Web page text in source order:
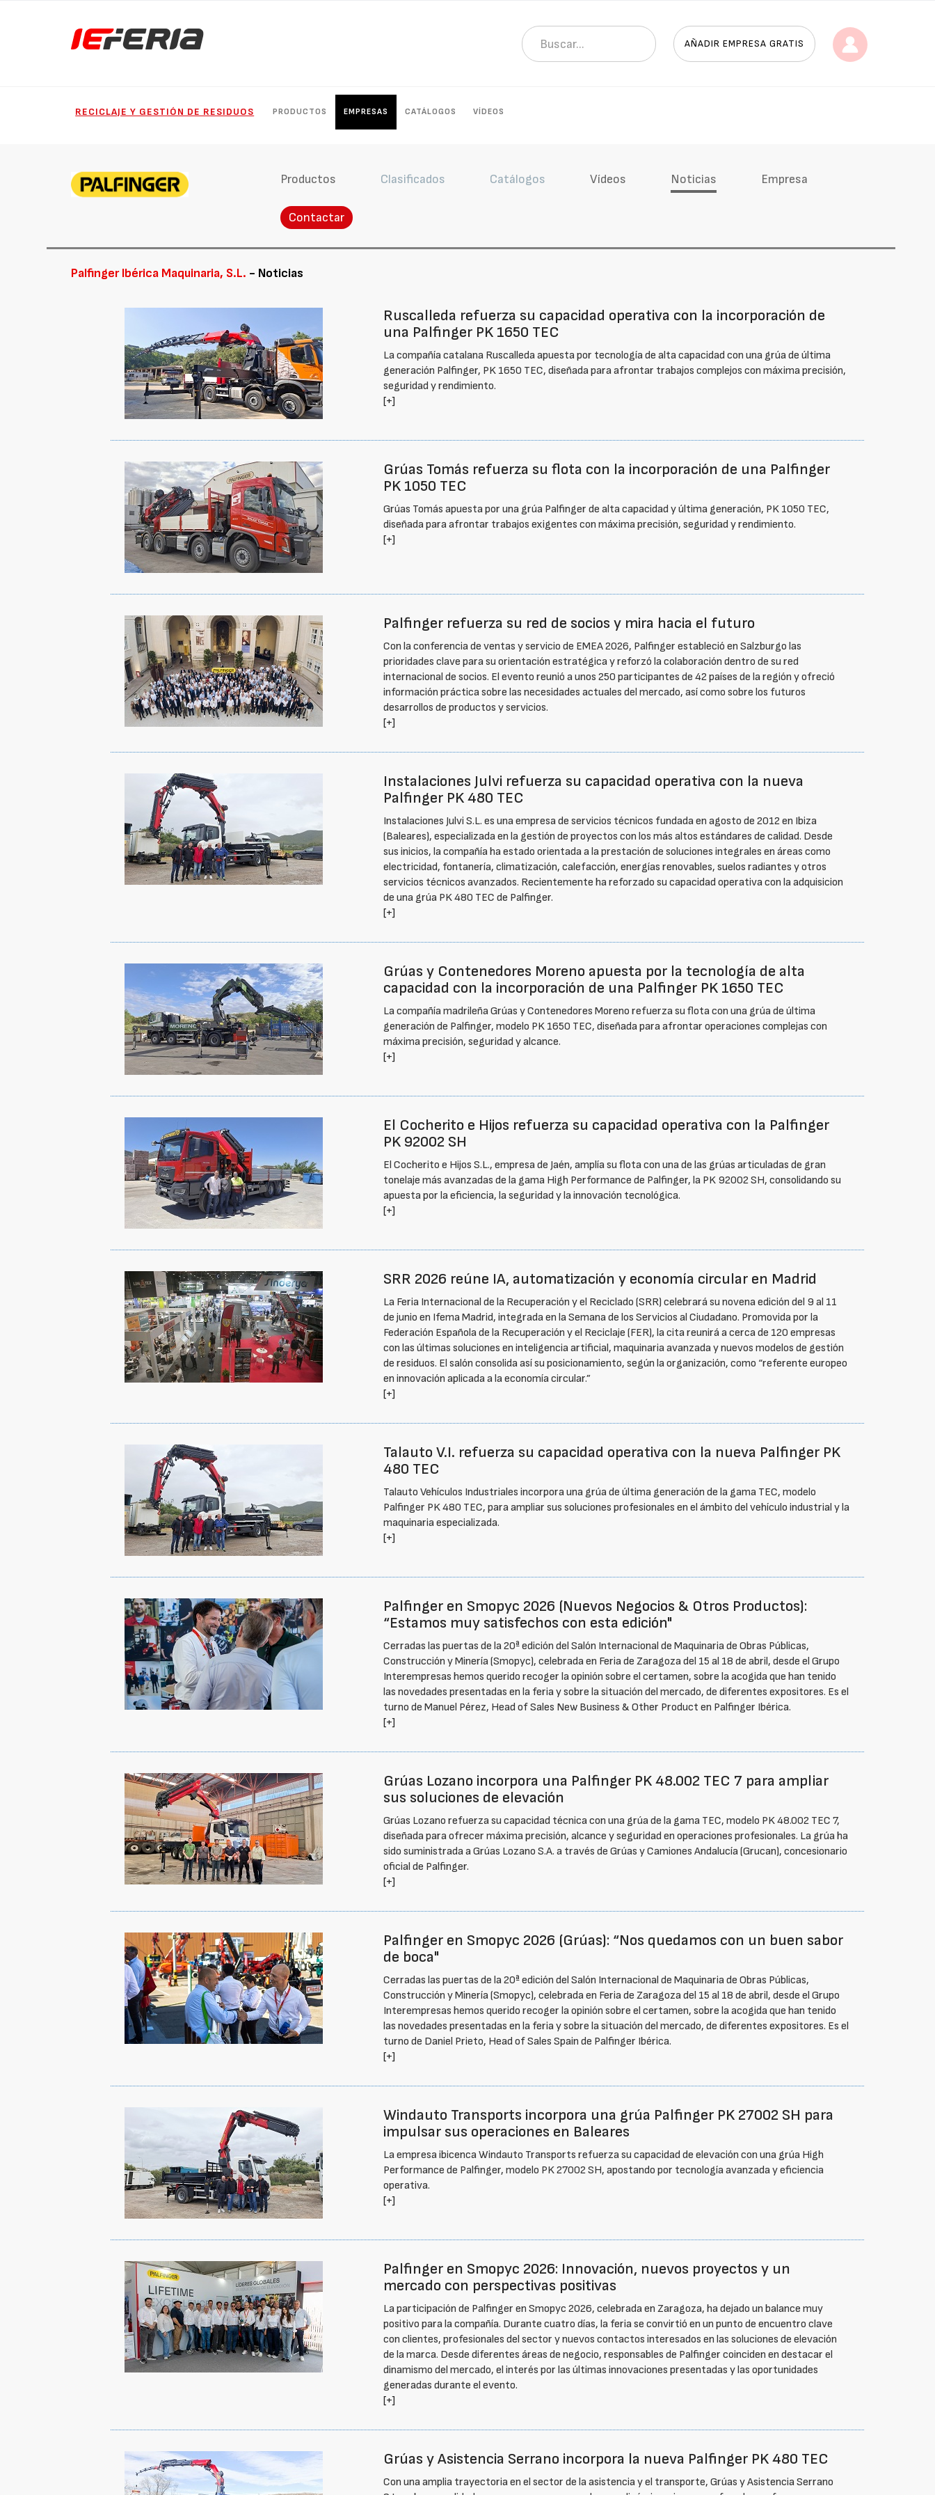
AÑADIR EMPRESA GRATIS
RECICLAJE Y GESTIÓN DE RESIDUOS PRODUCTOS EMPRESAS CATÁLOGOS VÍDEOS
Productos Clasificados Catálogos Vídeos Noticias Empresa
Contactar
Palfinger Ibérica Maquinaria, S.L. - Noticias
Ruscalleda refuerza su capacidad operativa con la incorporación de
una Palfinger PK 1650 TEC
La compañía catalana Ruscalleda apuesta por tecnología de alta capacidad con una grúa de última
generación Palfinger, PK 1650 TEC, diseñada para afrontar trabajos complejos con máxima precisión,
seguridad y rendimiento.
[+]
Grúas Tomás refuerza su flota con la incorporación de una Palfinger
PK 1050 TEC
Grúas Tomás apuesta por una grúa Palfinger de alta capacidad y última generación, PK 1050 TEC,
diseñada para afrontar trabajos exigentes con máxima precisión, seguridad y rendimiento.
[+]
Palfinger refuerza su red de socios y mira hacia el futuro
Con la conferencia de ventas y servicio de EMEA 2026, Palfinger estableció en Salzburgo las
prioridades clave para su orientación estratégica y reforzó la colaboración dentro de su red
internacional de socios. El evento reunió a unos 250 participantes de 42 países de la región y ofreció
información práctica sobre las necesidades actuales del mercado, así como sobre los futuros
desarrollos de productos y servicios.
[+]
Instalaciones Julvi refuerza su capacidad operativa con la nueva
Palfinger PK 480 TEC
Instalaciones Julvi S.L. es una empresa de servicios técnicos fundada en agosto de 2012 en Ibiza
(Baleares), especializada en la gestión de proyectos con los más altos estándares de calidad. Desde
sus inicios, la compañía ha estado orientada a la prestación de soluciones integrales en áreas como
electricidad, fontanería, climatización, calefacción, energías renovables, suelos radiantes y otros
servicios técnicos avanzados. Recientemente ha reforzado su capacidad operativa con la adquisicion
de una grúa PK 480 TEC de Palfinger.
[+]
Grúas y Contenedores Moreno apuesta por la tecnología de alta
capacidad con la incorporación de una Palfinger PK 1650 TEC
La compañía madrileña Grúas y Contenedores Moreno refuerza su flota con una grúa de última
generación de Palfinger, modelo PK 1650 TEC, diseñada para afrontar operaciones complejas con
máxima precisión, seguridad y alcance.
[+]
El Cocherito e Hijos refuerza su capacidad operativa con la Palfinger
PK 92002 SH
El Cocherito e Hijos S.L., empresa de Jaén, amplía su flota con una de las grúas articuladas de gran
tonelaje más avanzadas de la gama High Performance de Palfinger, la PK 92002 SH, consolidando su
apuesta por la eficiencia, la seguridad y la innovación tecnológica.
[+]
SRR 2026 reúne IA, automatización y economía circular en Madrid
La Feria Internacional de la Recuperación y el Reciclado (SRR) celebrará su novena edición del 9 al 11
de junio en Ifema Madrid, integrada en la Semana de los Servicios al Ciudadano. Promovida por la
Federación Española de la Recuperación y el Reciclaje (FER), la cita reunirá a cerca de 120 empresas
con las últimas soluciones en inteligencia artificial, maquinaria avanzada y nuevos modelos de gestión
de residuos. El salón consolida así su posicionamiento, según la organización, como “referente europeo
en innovación aplicada a la economía circular.”
[+]
Talauto V.I. refuerza su capacidad operativa con la nueva Palfinger PK
480 TEC
Talauto Vehículos Industriales incorpora una grúa de última generación de la gama TEC, modelo
Palfinger PK 480 TEC, para ampliar sus soluciones profesionales en el ámbito del vehículo industrial y la
maquinaria especializada.
[+]
Palfinger en Smopyc 2026 (Nuevos Negocios & Otros Productos):
“Estamos muy satisfechos con esta edición"
Cerradas las puertas de la 20ª edición del Salón Internacional de Maquinaria de Obras Públicas,
Construcción y Minería (Smopyc), celebrada en Feria de Zaragoza del 15 al 18 de abril, desde el Grupo
Interempresas hemos querido recoger la opinión sobre el certamen, sobre la acogida que han tenido
las novedades presentadas en la feria y sobre la situación del mercado, de diferentes expositores. Es el
turno de Manuel Pérez, Head of Sales New Business & Other Product en Palfinger Ibérica.
[+]
Grúas Lozano incorpora una Palfinger PK 48.002 TEC 7 para ampliar
sus soluciones de elevación
Grúas Lozano refuerza su capacidad técnica con una grúa de la gama TEC, modelo PK 48.002 TEC 7,
diseñada para ofrecer máxima precisión, alcance y seguridad en operaciones profesionales. La grúa ha
sido suministrada a Grúas Lozano S.A. a través de Grúas y Camiones Andalucía (Grucan), concesionario
oficial de Palfinger.
[+]
Palfinger en Smopyc 2026 (Grúas): “Nos quedamos con un buen sabor
de boca"
Cerradas las puertas de la 20ª edición del Salón Internacional de Maquinaria de Obras Públicas,
Construcción y Minería (Smopyc), celebrada en Feria de Zaragoza del 15 al 18 de abril, desde el Grupo
Interempresas hemos querido recoger la opinión sobre el certamen, sobre la acogida que han tenido
las novedades presentadas en la feria y sobre la situación del mercado, de diferentes expositores. Es el
turno de Daniel Prieto, Head of Sales Spain de Palfinger Ibérica.
[+]
Windauto Transports incorpora una grúa Palfinger PK 27002 SH para
impulsar sus operaciones en Baleares
La empresa ibicenca Windauto Transports refuerza su capacidad de elevación con una grúa High
Performance de Palfinger, modelo PK 27002 SH, apostando por tecnología avanzada y eficiencia
operativa.
[+]
Palfinger en Smopyc 2026: Innovación, nuevos proyectos y un
mercado con perspectivas positivas
La participación de Palfinger en Smopyc 2026, celebrada en Zaragoza, ha dejado un balance muy
positivo para la compañía. Durante cuatro días, la feria se convirtió en un punto de encuentro clave
con clientes, profesionales del sector y nuevos contactos interesados en las soluciones de elevación
de la marca. Desde diferentes áreas de negocio, responsables de Palfinger coinciden en destacar el
dinamismo del mercado, el interés por las últimas innovaciones presentadas y las oportunidades
generadas durante el evento.
[+]
Grúas y Asistencia Serrano incorpora la nueva Palfinger PK 480 TEC
Con una amplia trayectoria en el sector de la asistencia y el transporte, Grúas y Asistencia Serrano